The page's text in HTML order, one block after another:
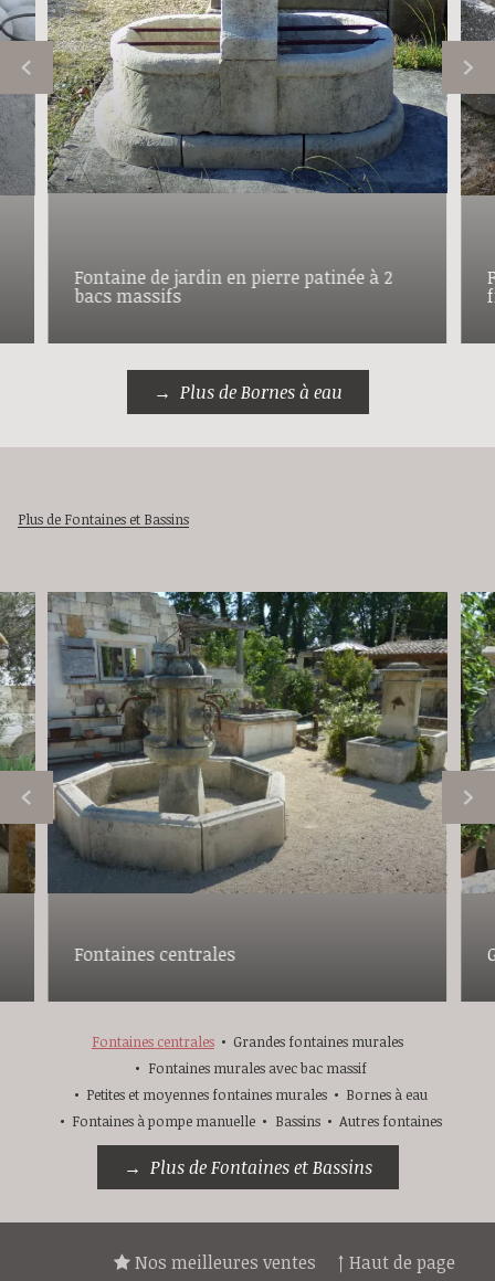
Fontaine de jardin en pierre patinée à 2
bacs massifs
Plus de Bornes à eau
Plus de Fontaines et Bassins
Fontaines centrales
Fontaines centrales
Grandes fontaines murales
Fontaines murales avec bac massif
Petites et moyennes fontaines murales
Bornes à eau
Fontaines à pompe manuelle
Bassins Autres fontaines
Plus de Fontaines et Bassins
↑ Haut de page
Nos meilleures ventes